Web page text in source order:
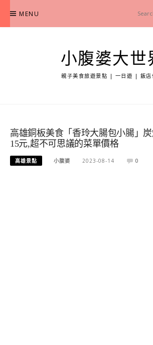
content
MENU
小腹婆大世
親子美食旅遊景點 | 一日遊 | 飯店
高雄銅板美食「香玲大腸包小腸」
15元,超不可思議的菜單價格
高雄景點 小腹婆 2023-08-14 0